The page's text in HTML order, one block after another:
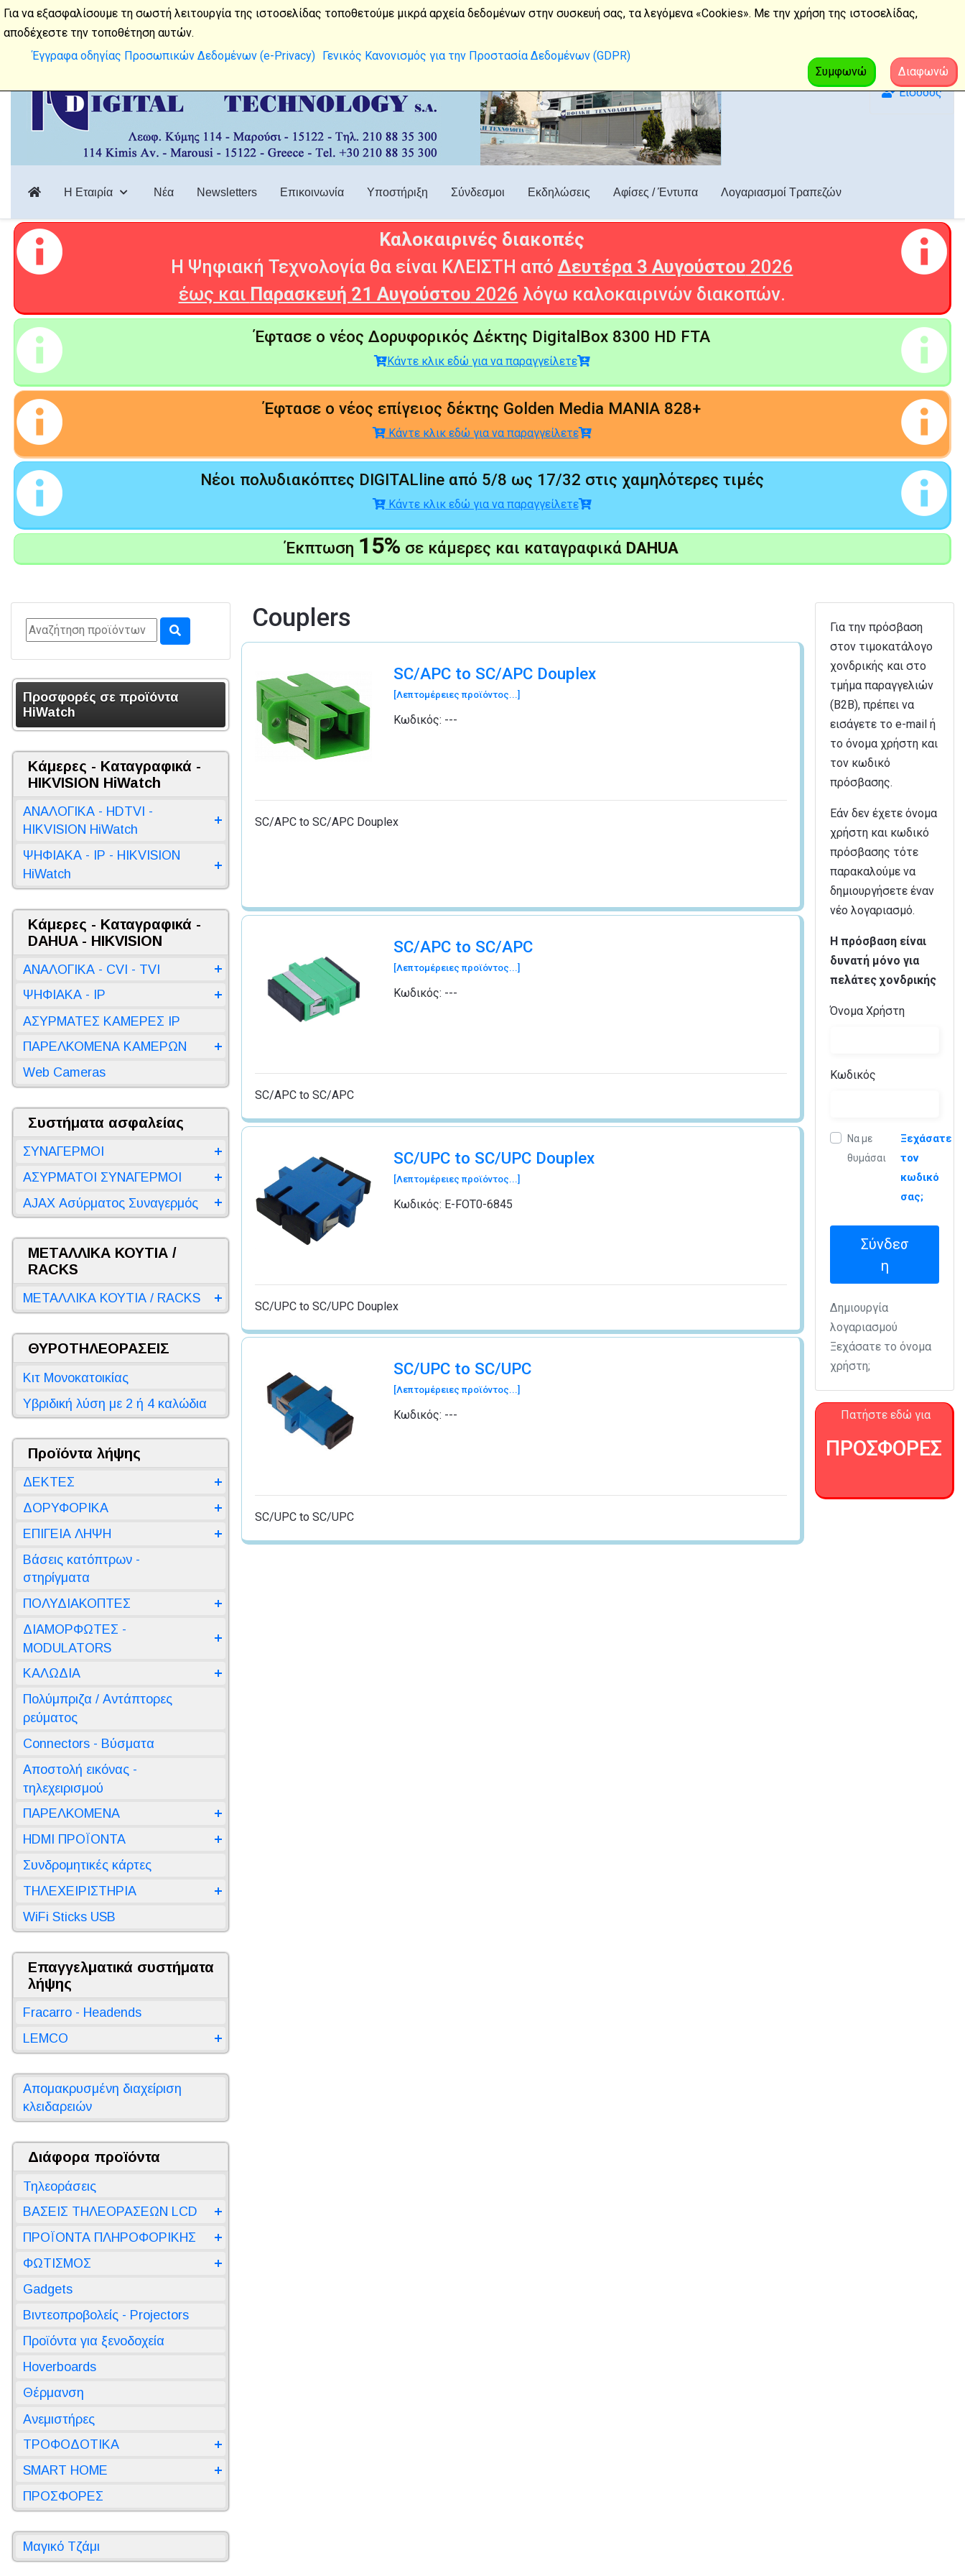
Λεωφόρος Κύμης 114, 15122, Μαρούσι 210 88 35 300 digital7@satnet.gr
Είσοδος
Η Εταιρία Νέα Newsletters Επικοινωνία Υποστήριξη Σύνδεσμοι Εκδηλώσεις Αφίσες / Έντυπα Λογαριασμοί Τραπεζών
Καλοκαιρινές διακοπές
Η Ψηφιακή Τεχνολογία θα είναι ΚΛΕΙΣΤΗ από Δευτέρα 3 Αυγούστου 2026
έως και Παρασκευή 21 Αυγούστου 2026 λόγω καλοκαιρινών διακοπών.
Έφτασε ο νέος Δορυφορικός Δέκτης DigitalBox 8300 HD FTA
Κάντε κλικ εδώ για να παραγγείλετε
Έφτασε ο νέος επίγειος δέκτης Golden Media MANIA 828+
Κάντε κλικ εδώ για να παραγγείλετε
Νέοι πολυδιακόπτες DIGITALline από 5/8 ως 17/32 στις χαμηλότερες τιμές
Κάντε κλικ εδώ για να παραγγείλετε
Έκπτωση 15% σε κάμερες και καταγραφικά DAHUA
Προσφορές σε προϊόντα
HiWatch
Κάμερες - Καταγραφικά -
HIKVISION HiWatch
ΑΝΑΛΟΓΙΚΑ - HDTVI -
HIKVISION HiWatch
ΨΗΦΙΑΚΑ - IP - HIKVISION
HiWatch
Κάμερες - Καταγραφικά -
DAHUA - HIKVISION
ΑΝΑΛΟΓΙΚΑ - CVI - TVI
ΨΗΦΙΑΚΑ - IP
ΑΣΥΡΜΑΤΕΣ ΚΑΜΕΡΕΣ IP
ΠΑΡΕΛΚΟΜΕΝΑ ΚΑΜΕΡΩΝ
Web Cameras
Συστήματα ασφαλείας
ΣΥΝΑΓΕΡΜΟΙ
ΑΣΥΡΜΑΤΟΙ ΣΥΝΑΓΕΡΜΟΙ
AJAX Ασύρματος Συναγερμός
ΜΕΤΑΛΛΙΚΑ ΚΟΥΤΙΑ /
RACKS
ΜΕΤΑΛΛΙΚΑ ΚΟΥΤΙΑ / RACKS
ΘΥΡΟΤΗΛΕΟΡΑΣΕΙΣ
Κιτ Μονοκατοικίας
Υβριδική λύση με 2 ή 4 καλώδια
Προϊόντα λήψης
ΔΕΚΤΕΣ
ΔΟΡΥΦΟΡΙΚΑ
ΕΠΙΓΕΙΑ ΛΗΨΗ
Βάσεις κατόπτρων -
στηρίγματα
ΠΟΛΥΔΙΑΚΟΠΤΕΣ
ΔΙΑΜΟΡΦΩΤΕΣ -
MODULATORS
ΚΑΛΩΔΙΑ
Πολύμπριζα / Αντάπτορες
ρεύματος
Connectors - Βύσματα
Αποστολή εικόνας -
τηλεχειρισμού
ΠΑΡΕΛΚΟΜΕΝΑ
HDMI ΠΡΟΪΟΝΤΑ
Συνδρομητικές κάρτες
ΤΗΛΕΧΕΙΡΙΣΤΗΡΙΑ
WiFi Sticks USB
Επαγγελματικά συστήματα
λήψης
Fracarro - Headends
LEMCO
Απομακρυσμένη διαχείριση
κλειδαρειών
Διάφορα προϊόντα
Τηλεοράσεις
ΒΑΣΕΙΣ ΤΗΛΕΟΡΑΣΕΩΝ LCD
ΠΡΟΪΟΝΤΑ ΠΛΗΡΟΦΟΡΙΚΗΣ
ΦΩΤΙΣΜΟΣ
Gadgets
Βιντεοπροβολείς - Projectors
Προϊόντα για ξενοδοχεία
Hoverboards
Θέρμανση
Ανεμιστήρες
ΤΡΟΦΟΔΟΤΙΚΑ
SMART HOME
ΠΡΟΣΦΟΡΕΣ
Μαγικό Τζάμι
Couplers
SC/APC to SC/APC Douplex
[Λεπτομέρειες προϊόντος...]
Κωδικός: ---
SC/APC to SC/APC Douplex
SC/APC to SC/APC
[Λεπτομέρειες προϊόντος...]
Κωδικός: ---
SC/APC to SC/APC
SC/UPC to SC/UPC Douplex
[Λεπτομέρειες προϊόντος...]
Κωδικός: Ε-FΟΤ0-6845
SC/UPC to SC/UPC Douplex
SC/UPC to SC/UPC
[Λεπτομέρειες προϊόντος...]
Κωδικός: ---
SC/UPC to SC/UPC
Για την πρόσβαση
στον τιμοκατάλογο
χονδρικής και στο
τμήμα παραγγελιών
(B2B), πρέπει να
εισάγετε το e-mail ή
το όνομα χρήστη και
τον κωδικό
πρόσβασης.
Εάν δεν έχετε όνομα
χρήστη και κωδικό
πρόσβασης τότε
παρακαλούμε να
δημιουργήσετε έναν
νέο λογαριασμό.
Η πρόσβαση είναι
δυνατή μόνο για
πελάτες χονδρικής
Όνομα Χρήστη
Κωδικός
Να με
θυμάσαι
Ξεχάσατε
τον
κωδικό
σας;
Σύνδεσ
η
Δημιουργία
λογαριασμού
Ξεχάσατε το όνομα
χρήστη;
Πατήστε εδώ για
ΠΡΟΣΦΟΡΕΣ
Για να εξασφαλίσουμε τη σωστή λειτουργία της ιστοσελίδας τοποθετούμε μικρά αρχεία δεδομένων στην συσκευή σας, τα λεγόμενα «Cookies». Με την χρήση της ιστοσελίδας,
αποδέχεστε την τοποθέτηση αυτών.
Έγγραφα οδηγίας Προσωπικών Δεδομένων (e-Privacy) Γενικός Κανονισμός για την Προστασία Δεδομένων (GDPR)
Διαφωνώ
Συμφωνώ